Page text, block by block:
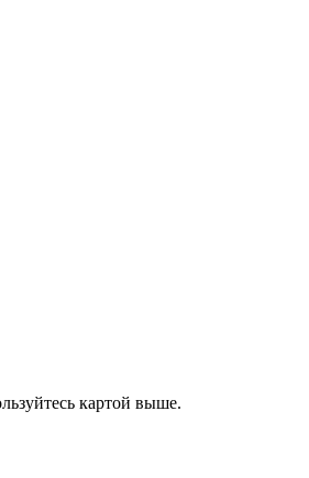
картой выше.